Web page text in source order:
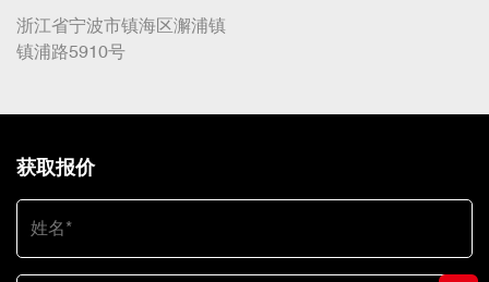
浙江省宁波市镇海区澥浦镇
镇浦路5910号
获取报价